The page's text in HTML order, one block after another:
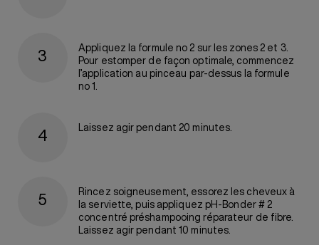
Appliquez la formule no 2 sur les zones 2 et 3.
Pour estomper de façon optimale, commencez
l’application au pinceau par-dessus la formule
no 1.
Laissez agir pendant 20 minutes.
Rincez soigneusement, essorez les cheveux à
la serviette, puis appliquez pH-Bonder # 2
concentré préshampooing réparateur de fibre.
Laissez agir pendant 10 minutes.